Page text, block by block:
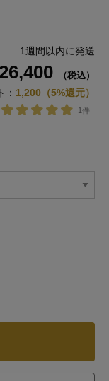
1週間以内に発送
（税込）
： 1,200（5%還元）
1件